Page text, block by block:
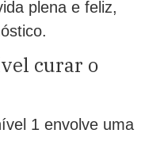
plena e feliz,
curar o
1 envolve uma